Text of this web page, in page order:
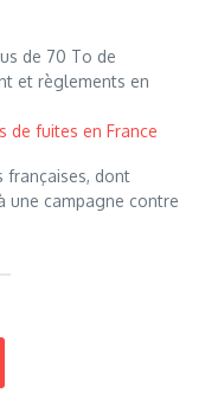
de 70 To de
et règlements en
de fuites en France
françaises, dont
une campagne contre